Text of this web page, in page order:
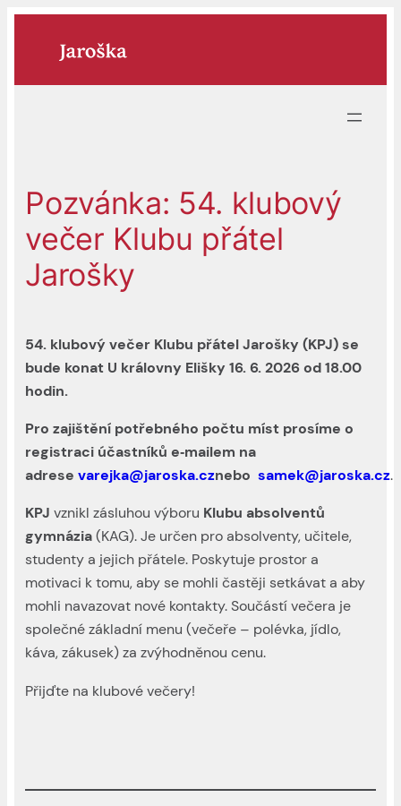
Pozvánka: 54. klubový
večer Klubu přátel
Jarošky
54. klubový večer Klubu přátel Jarošky (KPJ) se
bude konat U královny Elišky 16. 6. 2026 od 18.00
hodin.
Pro zajištění potřebného počtu míst prosíme o
registraci účastníků e‑mailem na
adresevarejka@jaroska.cznebosamek@jaroska.cz.
KPJ vznikl zásluhou výboru Klubu absolventů
gymnázia(KAG). Je určen pro absolventy, učitele,
studenty a jejich přátele. Poskytuje prostor a
motivaci k tomu, aby se mohli častěji setkávat a aby
mohli navazovat nové kontakty. Součástí večera je
společné základní menu (večeře – polévka, jídlo,
káva, zákusek) za zvýhodněnou cenu.
Přijďte na klubové večery!